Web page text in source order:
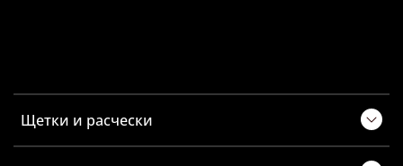
Щетки и расчески